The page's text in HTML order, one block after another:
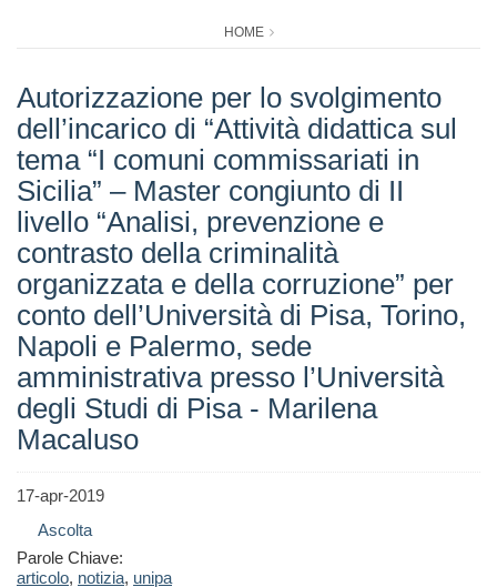
HOME
Autorizzazione per lo svolgimento
dell’incarico di “Attività didattica sul
tema “I comuni commissariati in
Sicilia” – Master congiunto di II
livello “Analisi, prevenzione e
contrasto della criminalità
organizzata e della corruzione” per
conto dell’Università di Pisa, Torino,
Napoli e Palermo, sede
amministrativa presso l’Università
degli Studi di Pisa - Marilena
Macaluso
17-apr-2019
Ascolta
Parole Chiave:
articolo, notizia, unipa